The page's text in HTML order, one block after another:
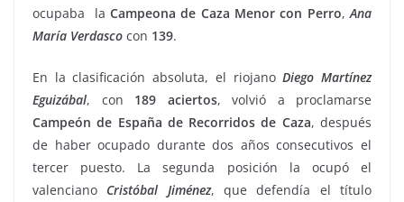
ocupaba la Campeona de Caza Menor con Perro,Ana
María Verdasco con 139.
En la clasificación absoluta, el riojanoDiego Martínez
Eguizábal, con 189 aciertos, volvió a proclamarse
Campeón de España de Recorridos de Caza, después
de haber ocupado durante dos años consecutivos el
tercer puesto. La segunda posición la ocupó el
valenciano Cristóbal Jiménez, que defendía el título